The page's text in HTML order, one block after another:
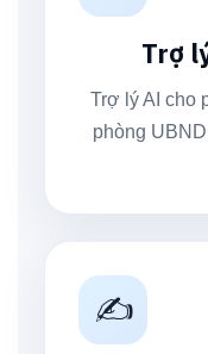
Trợ
Trợ lý AI cho
phòng
✍️